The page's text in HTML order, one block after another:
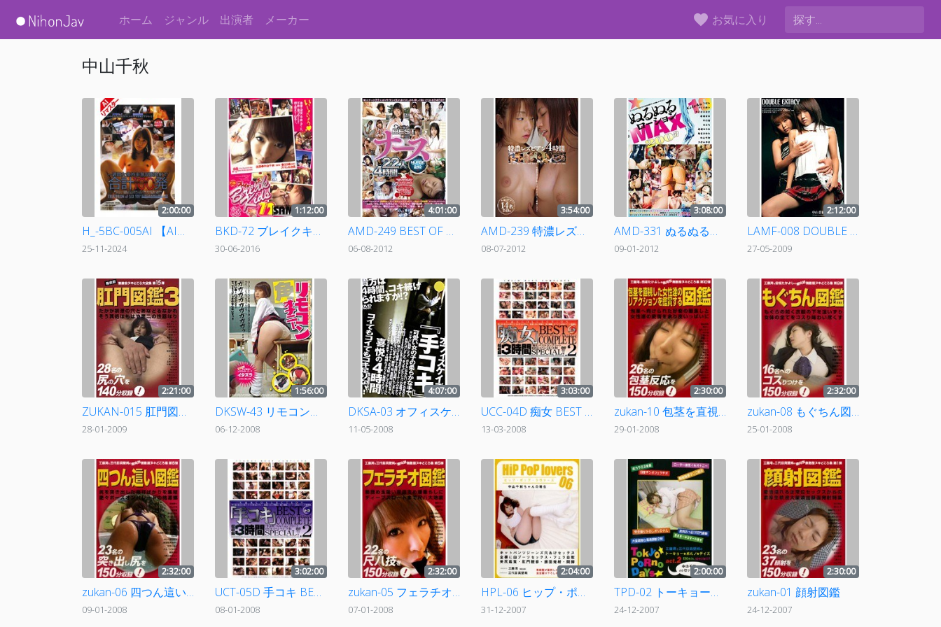
ホーム ジャンル 出演者 メーカー favorite お気に入り
中山千秋
2:00:00
H_-5BC-005AI 【AIリマスター版】一週間女優拘束無制限発射で合計100発 中山千秋
25-11-2024
1:12:00
BKD-72 ブレイクキッズ 72 中山千秋（仮名）
30-06-2016
4:01:00
AMD-249 BEST OF ナース 22人4時間
06-08-2012
3:54:00
AMD-239 特濃レズビアン 4時間
08-07-2012
3:08:00
AMD-331 ぬるぬるローションMAX200分
09-01-2012
2:12:00
LAMF-008 DOUBLE EXTACY
27-05-2009
2:21:00
ZUKAN-015 肛門図鑑3
28-01-2009
1:56:00
DKSW-43 リモコン角オナニー
06-12-2008
4:07:00
DKSA-03 オフィスケイズの『手コキ』4時間
11-05-2008
3:03:00
UCC-04D 痴女 BEST COMPLETE.2 上巻
13-03-2008
2:30:00
zukan-10 包茎を直視した女性達のリアクションを鑑賞する図鑑
29-01-2008
2:32:00
zukan-08 もぐちん図鑑
25-01-2008
2:32:00
zukan-06 四つん這い図鑑
09-01-2008
3:02:00
UCT-05D 手コキ BEST COMPLETE.2 下巻
08-01-2008
2:32:00
zukan-05 フェラチオ図鑑
07-01-2008
2:04:00
HPL-06 ヒップ・ポップ・ラヴァーズ 中山千秋ちゃんの場合
31-12-2007
2:00:00
TPD-02 トーキョー★ポルノ★デイズ act.2
24-12-2007
2:30:00
zukan-01 顔射図鑑
24-12-2007